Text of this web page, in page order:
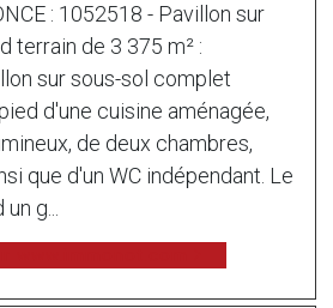
: 1052518 - Pavillon sur
terrain de 3 375 m² :
sur sous-sol complet
d'une cuisine aménagée,
de deux chambres,
que d'un WC indépendant. Le
g...